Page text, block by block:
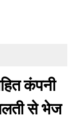
कंपनी
से भेज